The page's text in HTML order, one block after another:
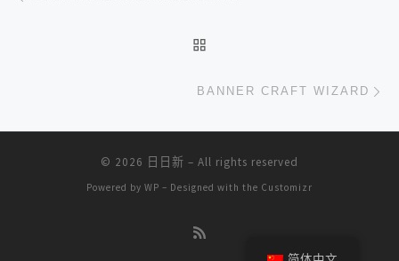
BANNER CRAFT WIZARD
© 2026 日日新 – All rights reserved
Powered by WP – Designed with the Customizr